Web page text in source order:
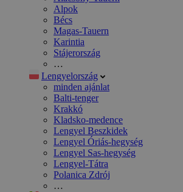
Alpok
Bécs
Magas-Tauern
Karintia
Stájerország
…
Lengyelország
minden ajánlat
Balti-tenger
Krakkó
Kladsko-medence
Lengyel Beszkidek
Lengyel Óriás-hegység
Lengyel Sas-hegység
Lengyel-Tátra
Polanica Zdrój
…